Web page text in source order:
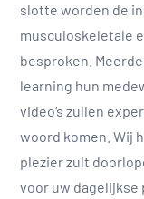
slotte worden de
musculoskeletale
besproken.
learning hun
video’s zullen
woord komen. Wij
plezier zult
voor uw dagelijkse